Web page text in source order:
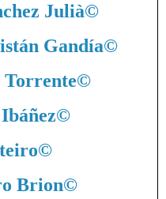
Julià©
Gandía©
Torrente©
©
©
Brion©